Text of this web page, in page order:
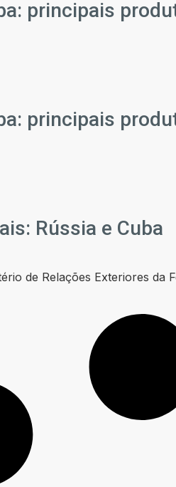
principais
principais
Rússia e Cuba
de Relações Exteriores da